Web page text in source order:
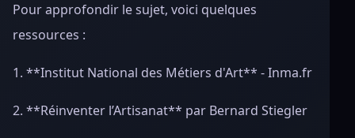
Pour approfondir le sujet, voici quelques
ressources :
1. **Institut National des Métiers d'Art** - Inma.fr
2. **Réinventer l’Artisanat** par Bernard Stiegler